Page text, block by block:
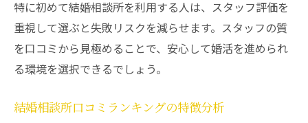
特に初めて結婚相談所を利用する人は、スタッフ評価を
重視して選ぶと失敗リスクを減らせます。スタッフの質
を口コミから見極めることで、安心して婚活を進められ
る環境を選択できるでしょう。
結婚相談所口コミランキングの特徴分析